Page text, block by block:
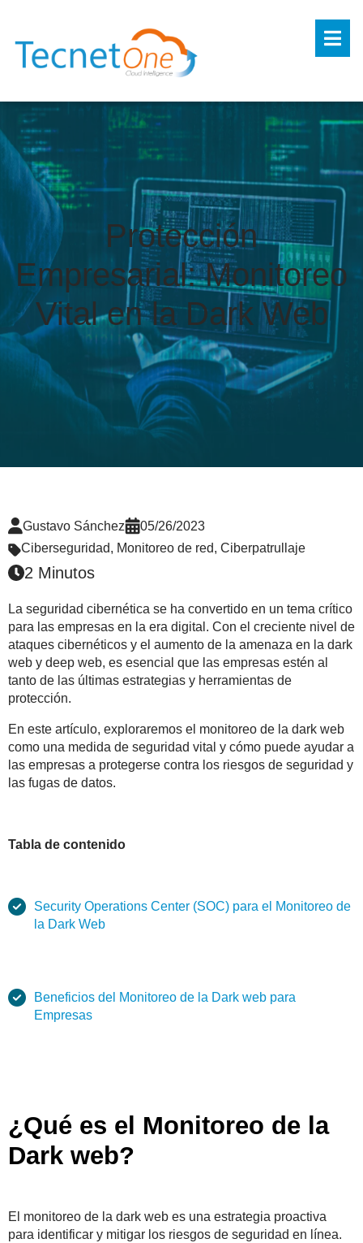
Protección
Empresarial: Monitoreo
Vital en la Dark Web
Gustavo Sánchez
05/26/2023
Ciberseguridad, Monitoreo de red, Ciberpatrullaje
2 Minutos
La seguridad cibernética se ha convertido en un tema crítico
para las empresas en la era digital. Con el creciente nivel de
ataques cibernéticos y el aumento de la amenaza en la dark
web y deep web, es esencial que las empresas estén al
tanto de las últimas estrategias y herramientas de
protección.
En este artículo, exploraremos el monitoreo de la dark web
como una medida de seguridad vital y cómo puede ayudar a
las empresas a protegerse contra los riesgos de seguridad y
las fugas de datos.
Tabla de contenido
Security Operations Center (SOC) para el Monitoreo de
la Dark Web
Beneficios del Monitoreo de la Dark web para
Empresas
¿Qué es el Monitoreo de la
Dark web?
El monitoreo de la dark web es una estrategia proactiva
para identificar y mitigar los riesgos de seguridad en línea.